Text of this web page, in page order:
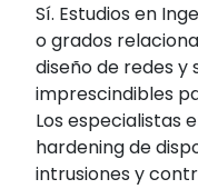
Sí. Estudios en
o grados
diseño de redes y
imprescindibles
Los especialistas
hardening de
intrusiones y